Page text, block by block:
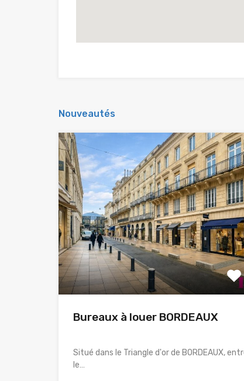
Nouveautés
Bureaux à louer BORDEAUX
Situé dans le Triangle d'or de BORDEAUX,
le…